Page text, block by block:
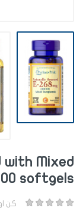
with Mixed
softgels
كن